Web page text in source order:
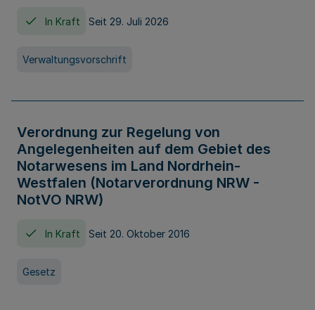
In Kraft Seit 29. Juli 2026
Verwaltungsvorschrift
Verordnung zur Regelung von
Angelegenheiten auf dem Gebiet des
Notarwesens im Land Nordrhein-
Westfalen (Notarverordnung NRW -
NotVO NRW)
In Kraft Seit 20. Oktober 2016
Gesetz